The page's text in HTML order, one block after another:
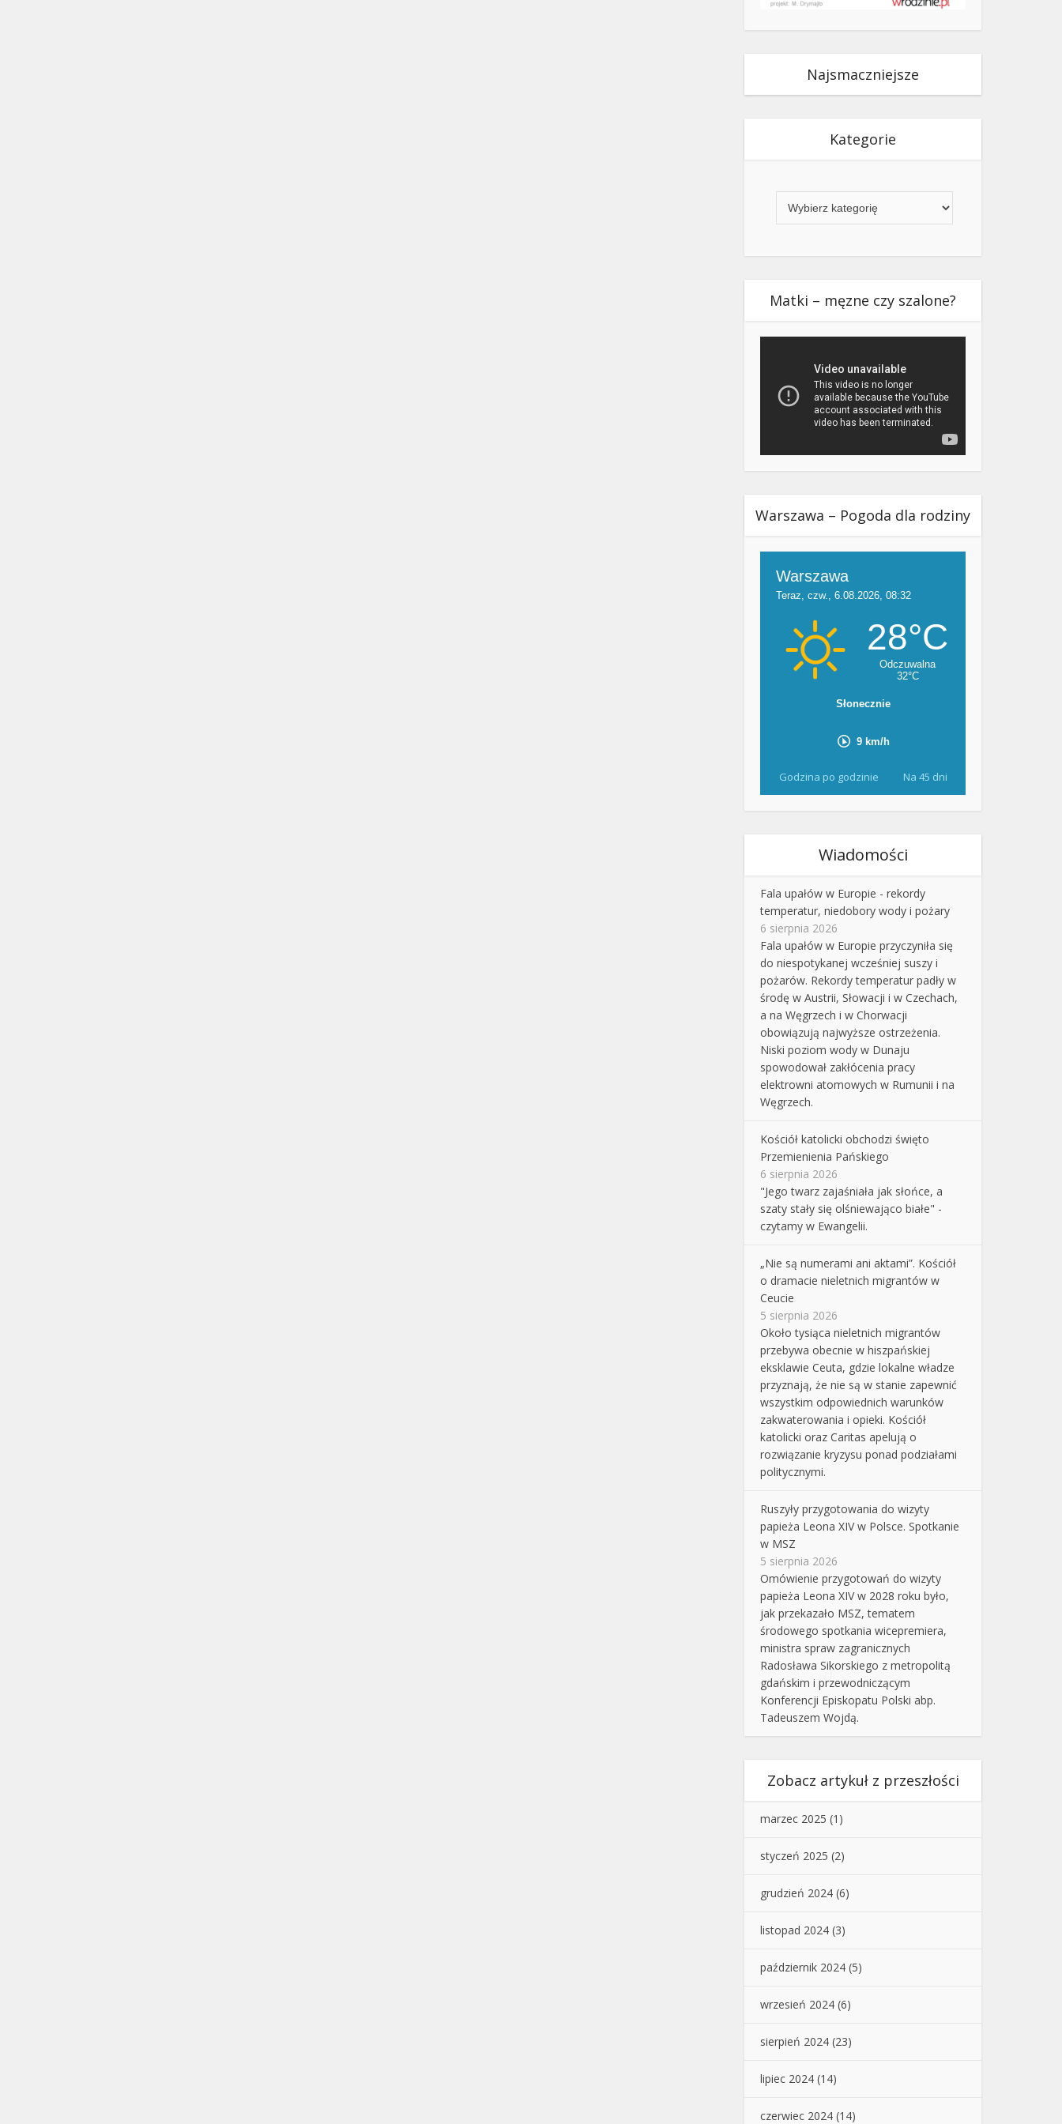
Najsmaczniejsze
Kategorie
Matki – męzne czy szalone?
Warszawa – Pogoda dla rodziny
Godzina po godzinie Na 45 dni
Wiadomości
Fala upałów w Europie - rekordy
temperatur, niedobory wody i pożary
6 sierpnia 2026
Fala upałów w Europie przyczyniła się
do niespotykanej wcześniej suszy i
pożarów. Rekordy temperatur padły w
środę w Austrii, Słowacji i w Czechach,
a na Węgrzech i w Chorwacji
obowiązują najwyższe ostrzeżenia.
Niski poziom wody w Dunaju
spowodował zakłócenia pracy
elektrowni atomowych w Rumunii i na
Węgrzech.
Kościół katolicki obchodzi święto
Przemienienia Pańskiego
6 sierpnia 2026
"Jego twarz zajaśniała jak słońce, a
szaty stały się olśniewająco białe" -
czytamy w Ewangelii.
„Nie są numerami ani aktami”. Kościół
o dramacie nieletnich migrantów w
Ceucie
5 sierpnia 2026
Około tysiąca nieletnich migrantów
przebywa obecnie w hiszpańskiej
eksklawie Ceuta, gdzie lokalne władze
przyznają, że nie są w stanie zapewnić
wszystkim odpowiednich warunków
zakwaterowania i opieki. Kościół
katolicki oraz Caritas apelują o
rozwiązanie kryzysu ponad podziałami
politycznymi.
Ruszyły przygotowania do wizyty
papieża Leona XIV w Polsce. Spotkanie
w MSZ
5 sierpnia 2026
Omówienie przygotowań do wizyty
papieża Leona XIV w 2028 roku było,
jak przekazało MSZ, tematem
środowego spotkania wicepremiera,
ministra spraw zagranicznych
Radosława Sikorskiego z metropolitą
gdańskim i przewodniczącym
Konferencji Episkopatu Polski abp.
Tadeuszem Wojdą.
Zobacz artykuł z przeszłości
marzec 2025 (1)
styczeń 2025 (2)
grudzień 2024 (6)
listopad 2024 (3)
październik 2024 (5)
wrzesień 2024 (6)
sierpień 2024 (23)
lipiec 2024 (14)
czerwiec 2024 (14)